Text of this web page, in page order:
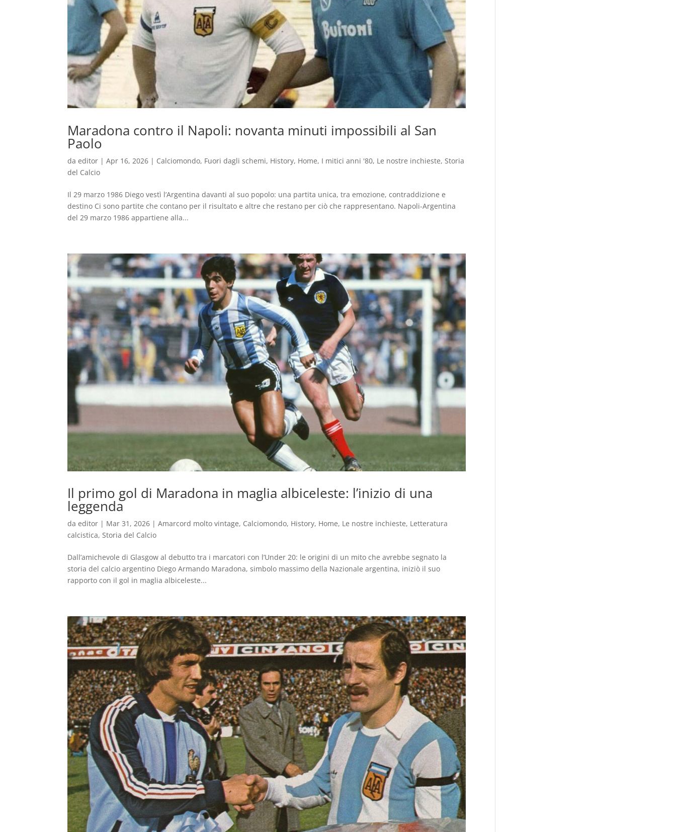
Maradona contro il Napoli: novanta minuti impossibili al San
Paolo
daeditor |Apr 16, 2026 | Calciomondo, Fuori dagli schemi, History, Home, I mitici anni '80, Le nostre inchieste, Storia
del Calcio
Il 29 marzo 1986 Diego vestì l’Argentina davanti al suo popolo: una partita unica, tra emozione, contraddizione e
destino Ci sono partite che contano per il risultato e altre che restano per ciò che rappresentano. Napoli-Argentina
del 29 marzo 1986 appartiene alla...
Il primo gol di Maradona in maglia albiceleste: l’inizio di una
leggenda
daeditor | Mar 31, 2026 |Amarcord molto vintage, Calciomondo, History, Home, Le nostre inchieste, Letteratura
calcistica, Storia del Calcio
Dall’amichevole di Glasgow al debutto tra i marcatori con l’Under 20: le origini di un mito che avrebbe segnato la
storia del calcio argentino Diego Armando Maradona, simbolo massimo della Nazionale argentina, iniziò il suo
rapporto con il gol in maglia albiceleste...